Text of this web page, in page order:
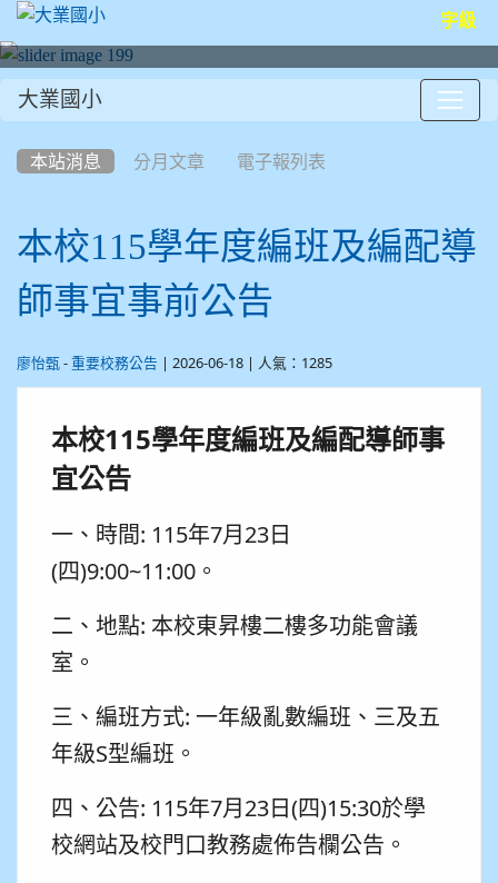
字級
大業國小
本站消息 分月文章 電子報列表
本校115學年度編班及編配導
師事宜事前公告
廖怡甄 - 重要校務公告 | 2026-06-18 | 人氣：1285
本校115學年度編班及編配導師事
宜公告
一、時間: 115年7月23日
(四)9:00~11:00。
二、地點: 本校東昇樓二樓多功能會議
室。
三、編班方式: 一年級亂數編班、三及五
年級S型編班。
四、公告: 115年7月23日(四)15:30於學
校網站及校門口教務處佈告欄公告。